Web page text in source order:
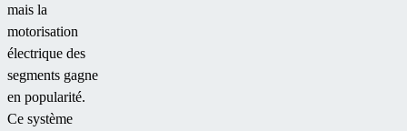
mais la
motorisation
électrique des
segments gagne
en popularité.
Ce système